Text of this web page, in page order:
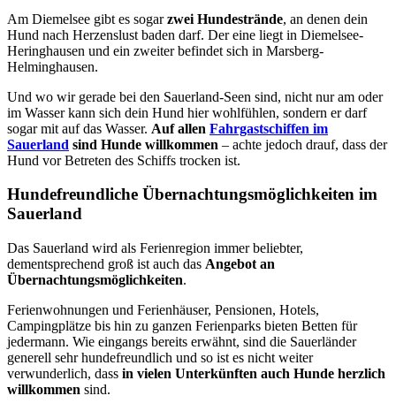
Am Diemelsee gibt es sogarzwei Hundestrände, an denen dein
Hund nach Herzenslust baden darf. Der eine liegt in Diemelsee-
Heringhausen und ein zweiter befindet sich in Marsberg-
Helminghausen.
Und wo wir gerade bei den Sauerland-Seen sind, nicht nur am oder
im Wasser kann sich dein Hund hier wohlfühlen, sondern er darf
sogar mit auf das Wasser. Auf allen Fahrgastschiffen im
Sauerland sind Hunde willkommen – achte jedoch drauf, dass der
Hund vor Betreten des Schiffs trocken ist.
Hundefreundliche Übernachtungsmöglichkeiten im
Sauerland
Das Sauerland wird als Ferienregion immer beliebter,
dementsprechend groß ist auch das Angebot an
Übernachtungsmöglichkeiten.
Ferienwohnungen und Ferienhäuser, Pensionen, Hotels,
Campingplätze bis hin zu ganzen Ferienparks bieten Betten für
jedermann. Wie eingangs bereits erwähnt, sind die Sauerländer
generell sehr hundefreundlich und so ist es nicht weiter
verwunderlich, dass in vielen Unterkünften auch Hunde herzlich
willkommen sind.